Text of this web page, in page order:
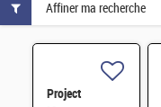
Project
Affiner ma recherche